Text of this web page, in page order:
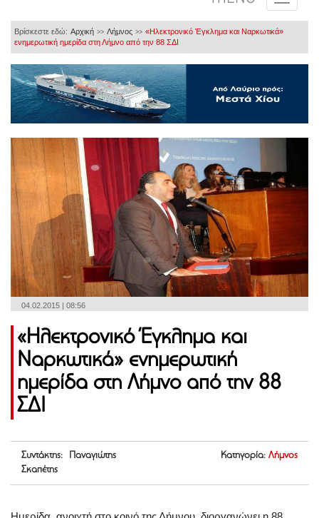
Βρίσκεστε εδώ: Αρχική >> Λήμνος >> «Ηλεκτρονικό Έγκλημα και Ναρκωτικά»
ενημερωτική ημερίδα στη Λήμνο από την 88 ΣΔΙ
04.02.2015 | 08:56
«Ηλεκτρονικό Έγκλημα και
Ναρκωτικά» ενημερωτική
ημερίδα στη Λήμνο από την 88
ΣΔΙ
Συντάκτης: Παναγιώτης
Σκαπέτης
Κατηγορία: Λήμνος